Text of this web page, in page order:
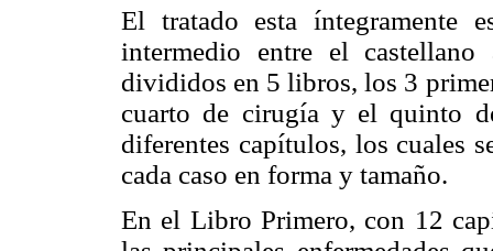
El tratado esta íntegramente
intermedio entre el
divididos en 5 libros, los 3
cuarto de cirugía y el quinto
diferentes capítulos, los cuales
cada caso en forma y tamaño.
En el Libro Primero, con 12